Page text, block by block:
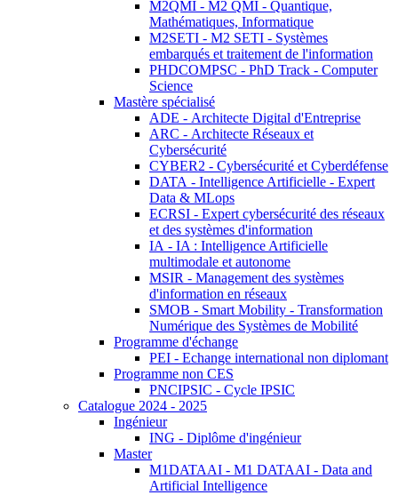
M2QMI - M2 QMI - Quantique,
Mathématiques, Informatique
M2SETI - M2 SETI - Systèmes
embarqués et traitement de l'information
PHDCOMPSC - PhD Track - Computer
Science
Mastère spécialisé
ADE - Architecte Digital d'Entreprise
ARC - Architecte Réseaux et
Cybersécurité
CYBER2 - Cybersécurité et Cyberdéfense
DATA - Intelligence Artificielle - Expert
Data & MLops
ECRSI - Expert cybersécurité des réseaux
et des systèmes d'information
IA - IA : Intelligence Artificielle
multimodale et autonome
MSIR - Management des systèmes
d'information en réseaux
SMOB - Smart Mobility - Transformation
Numérique des Systèmes de Mobilité
Programme d'échange
PEI - Echange international non diplomant
Programme non CES
PNCIPSIC - Cycle IPSIC
Catalogue 2024 - 2025
Ingénieur
ING - Diplôme d'ingénieur
Master
M1DATAAI - M1 DATAAI - Data and
Artificial Intelligence